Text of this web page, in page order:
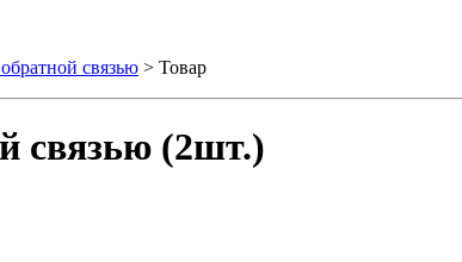
связью > Товар
связью (2шт.)